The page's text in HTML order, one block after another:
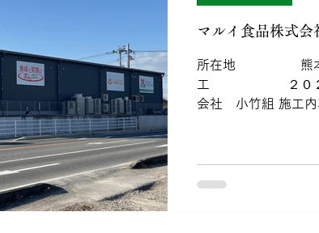
マルイ食品株式
所在地 熊本県
工 ２０２５
会社 小竹組 施